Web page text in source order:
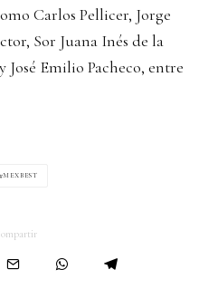
Carlos Pellicer, Jorge
Sor Juana Inés de la
Emilio Pacheco, entre
MEXBEST